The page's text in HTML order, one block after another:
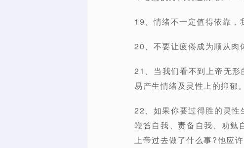
19、情绪不一定值得依靠
20、不要让疲倦成为顺从肉
21、当我们看不到上帝无
易产生情绪及灵性上的抑郁
22、如果你要过得胜的灵性
鞭笞自我、责备自我、劝勉
上帝过去做了什么事?他应